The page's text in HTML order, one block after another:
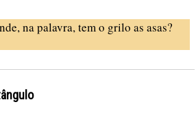
na palavra, tem o grilo as asas?